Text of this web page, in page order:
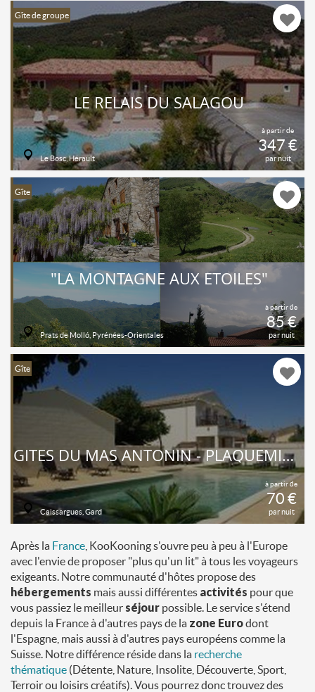
Gîte de groupe
à partir de
347 €
par nuit
LE RELAIS DU SALAGOU
Le Bosc, Hérault
Gîte
à partir de
85 €
par nuit
"LA MONTAGNE AUX ÉTOILES"
Prats de Molló, Pyrénées-Orientales
Gîte
à partir de
70 €
par nuit
GITES DU MAS ANTONIN - PLAQUEMINIER
Caissargues, Gard
Après la France , KooKooning s'ouvre peu à peu à l'Europe
avec l'envie de proposer "plus qu'un lit" à tous les voyageurs
exigeants. Notre communauté d'hôtes propose des
hébergements mais aussi différentes activités pour que
vous passiez le meilleur séjour possible. Le service s'étend
depuis la France à d'autres pays de la zone Eurodont
l'Espagne, mais aussi à d'autres pays européens comme la
Suisse. Notre différence réside dans la recherche
thématique (Détente, Nature, Insolite, Découverte, Sport,
Terroir ou loisirs créatifs). Vous pourrez donc trouvez des